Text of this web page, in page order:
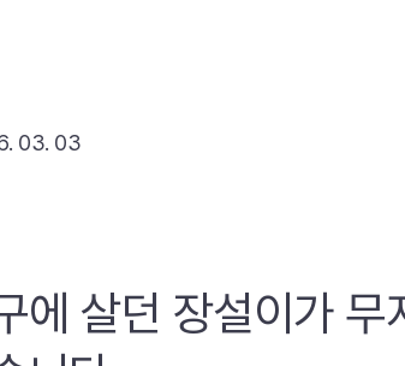
03. 03
에 살던 장설이가 무